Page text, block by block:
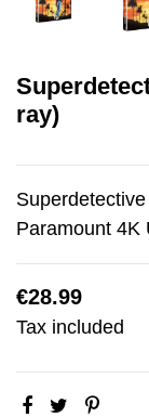
ray)
Paramount 4K
€28.99
Tax included